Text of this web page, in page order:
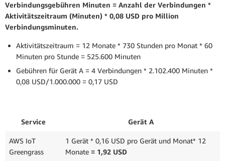
Verbindungsgebühren Minuten = Anzahl der Verbindungen *
Aktivitätszeitraum (Minuten) * 0,08 USD pro Million
Verbindungsminuten.
Aktivitätszeitraum = 12 Monate * 730 Stunden pro Monat * 60
Minuten pro Stunde = 525.600 Minuten
Gebühren für Gerät A = 4 Verbindungen * 2.102.400 Minuten *
0,08 USD/1.000.000 = 0,17 USD
Service Gerät A
AWS IoT
Greengrass
1 Gerät * 0,16 USD pro Gerät und Monat* 12
Monate = 1,92 USD